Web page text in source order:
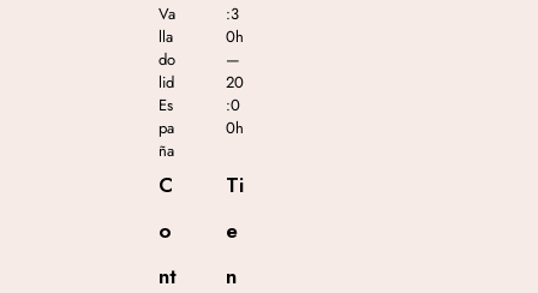
Va
lla
do
lid
Es
pa
ña
C
o
nt
:3
0h
—
20
:0
0h
Ti
e
n